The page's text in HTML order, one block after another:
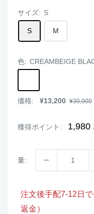
サイズ: S
S M
色: CREAMBEIGE
BLACK
価格:
販
¥13,200 通
¥30,000
獲得ポイント: 1,980
量:
注文後手配7-12日
返金）